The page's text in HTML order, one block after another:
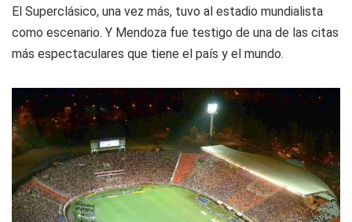
El Superclásico, una vez más, tuvo al estadio mundialista
como escenario. Y Mendoza fue testigo de una de las citas
más espectaculares que tiene el país y el mundo.